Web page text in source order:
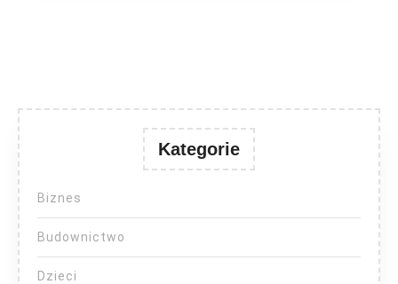
Kategorie
Biznes
Budownictwo
Dzieci